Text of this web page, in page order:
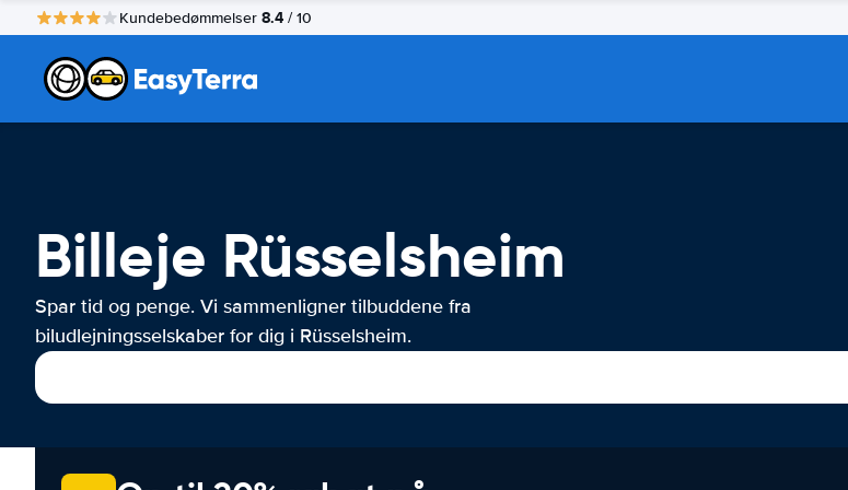
Kundebedømmelser 8.4 / 10
Billeje Rüsselsheim
Spar tid og penge. Vi sammenligner tilbuddene fra
biludlejningsselskaber for dig i Rüsselsheim.